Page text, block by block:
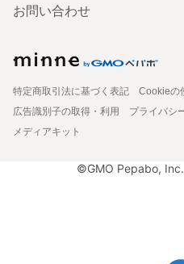
お問い合わせ
特定商取引法に基づく表記
Cookieの
広告識別子の取得・利用
プライバシ
メディアキット
©GMO Pepabo,